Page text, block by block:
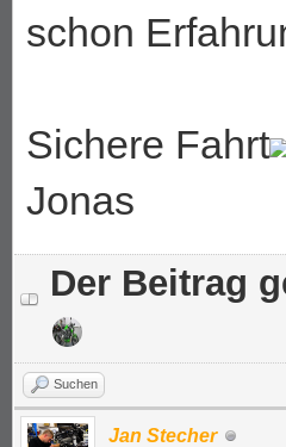
schon
Sichere Fahrt
Jonas
Der Beitrag
Suchen
Jan Stecher